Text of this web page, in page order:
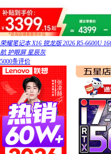
荣耀笔记本 X16 锐龙版 2026 R5-6600U
航 护眼屏 星辰灰
5000条评价